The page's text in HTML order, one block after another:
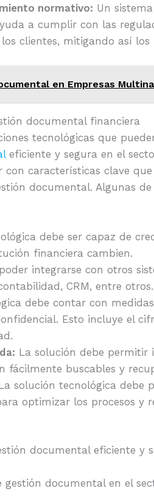
normativo: Un
a cumplir con las
clientes, mitigando así los
en Empresas
documental financiera
tecnológicas que
eficiente y segura en el
con características clave
documental. Algunas
debe ser capaz de
financiera cambien.
integrarse con otros
CRM, entre otros.
debe contar con
Esto incluye el
La solución debe permitir
fácilmente buscables y
solución tecnológica debe
optimizar los procesos y
documental eficiente y
documental en el